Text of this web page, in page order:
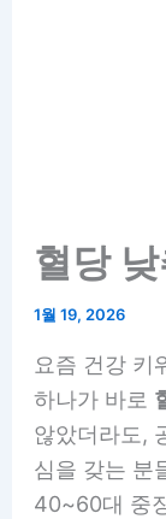
혈당
1월 19, 2026
요즘 건강 키
하나가 바로
않았더라도,
심을 갖는 분
40~60대 중